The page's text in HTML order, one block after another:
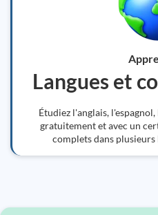
Langues et
Étudiez l'anglais,
gratuitement et avec un
complets dans plusieurs